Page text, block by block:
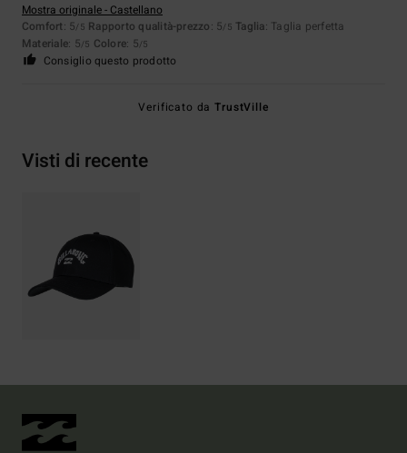
Mostra originale - Castellano
Comfort: 5/5 Rapporto qualità-prezzo: 5/5 Taglia: Taglia perfetta
Materiale: 5/5 Colore: 5/5
Consiglio questo prodotto
Verificato daTrustVille
Visti di recente